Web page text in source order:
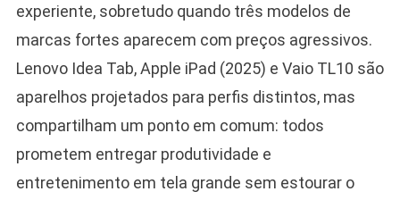
experiente, sobretudo quando três modelos de
marcas fortes aparecem com preços agressivos.
Lenovo Idea Tab, Apple iPad (2025) e Vaio TL10 são
aparelhos projetados para perfis distintos, mas
compartilham um ponto em comum: todos
prometem entregar produtividade e
entretenimento em tela grande sem estourar o